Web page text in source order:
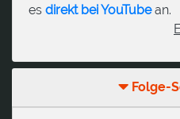
es direkt bei YouTubean.
Folge-